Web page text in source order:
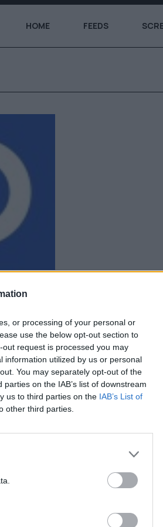
or processing of your personal or
use the below opt-out section to
request is processed you may
information utilized by us or personal
You may separately opt-out of the
on the IAB’s list of downstream
us to third parties on the IAB’s List of
other third parties.
HOME FEEDS
Sims 5
για